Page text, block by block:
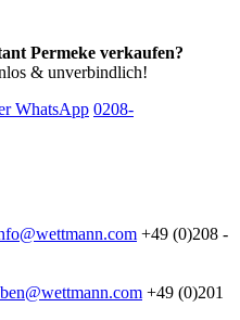
Permeke verkaufen?
& unverbindlich!
WhatsApp 0208-
+49 (0)208 -
+49 (0)201